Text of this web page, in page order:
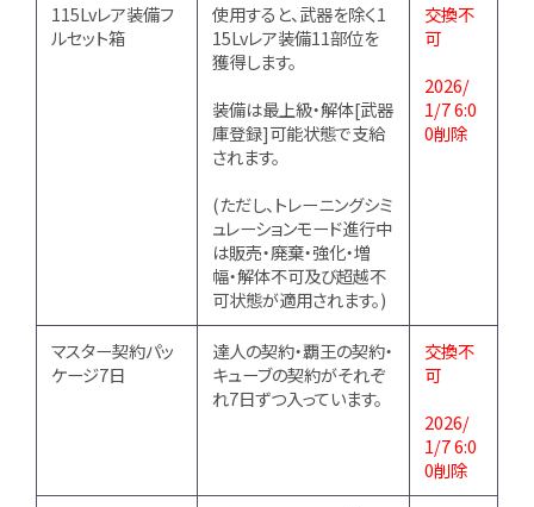
115Lvレア装備フ
ルセット箱
使用すると、武器を除く1
15Lvレア装備11部位を
獲得します。
装備は最上級・解体[武器
庫登録]可能状態で支給
されます。
(ただし、トレーニングシミ
ュレーションモード進行中
は販売・廃棄・強化・増
幅・解体不可及び超越不
可状態が適用されます。)
交換不
可
2026/
1/7 6:0
0削除
マスター契約パッ
ケージ7日
達人の契約・覇王の契約・
キューブの契約がそれぞ
れ7日ずつ入っています。
交換不
可
2026/
1/7 6:0
0削除